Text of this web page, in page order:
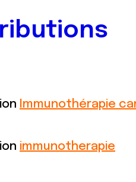
Immunothérapie
immunotherapie